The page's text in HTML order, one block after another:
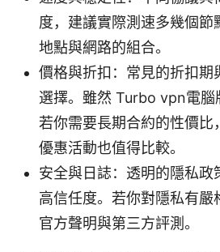
度，建議實際測速多幾個節
地點與網路的組合。
價格與折扣：常見的折扣期
選擇。雖然 Turbo vpn電腦
若你需要長期合約的性價比
優惠活動也值得比較。
安全與日誌：透明的隱私政
高信任度。若你對隱私有嚴
官方聲明與第三方評測。